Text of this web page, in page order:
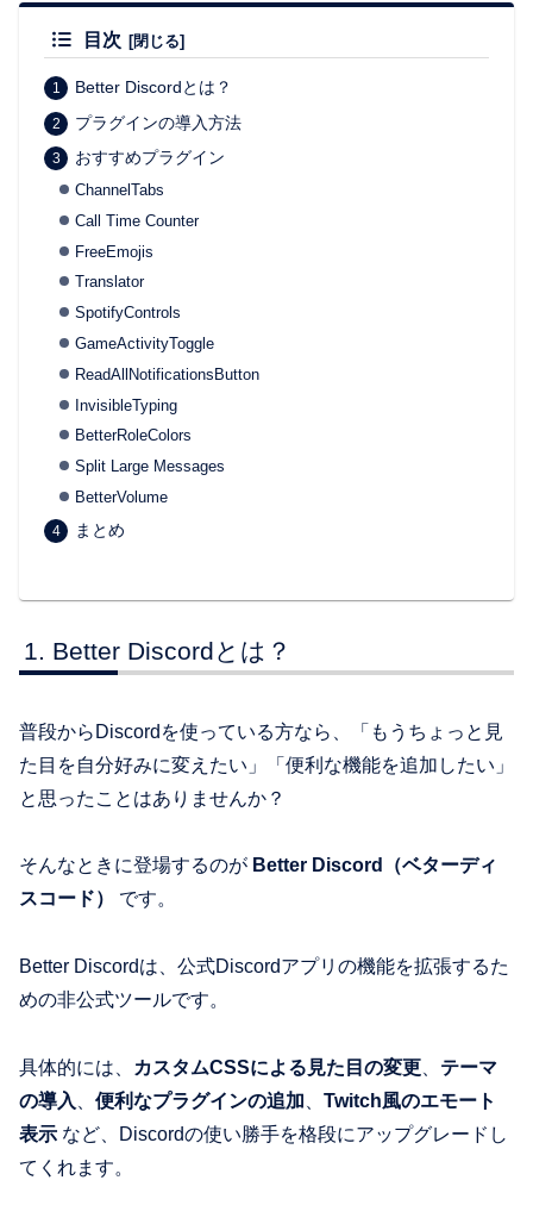
目次
Better Discordとは？
プラグインの導入方法
おすすめプラグイン
ChannelTabs
Call Time Counter
FreeEmojis
Translator
SpotifyControls
GameActivityToggle
ReadAllNotificationsButton
InvisibleTyping
BetterRoleColors
Split Large Messages
BetterVolume
まとめ
Better Discordとは？
普段からDiscordを使っている方なら、「もうちょっと見
た目を自分好みに変えたい」「便利な機能を追加したい」
と思ったことはありませんか？
そんなときに登場するのが Better Discord（ベターディ
スコード）
です。
Better Discordは、公式Discordアプリの機能を拡張するた
めの非公式ツールです。
具体的には、 カスタムCSSによる見た目の変更
テーマ
の導入
便利なプラグインの追加
Twitch風のエモート
表示 など、Discordの使い勝手を格段にアップグレードし
てくれます。